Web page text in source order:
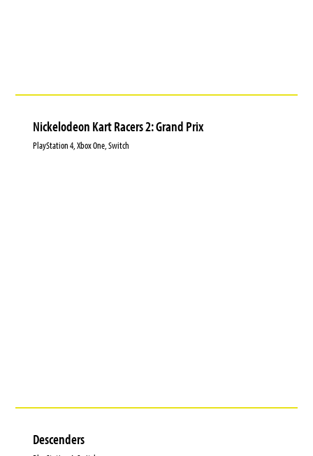
Nickelodeon Kart Racers 2: Grand Prix
PlayStation 4, Xbox One, Switch
Descenders